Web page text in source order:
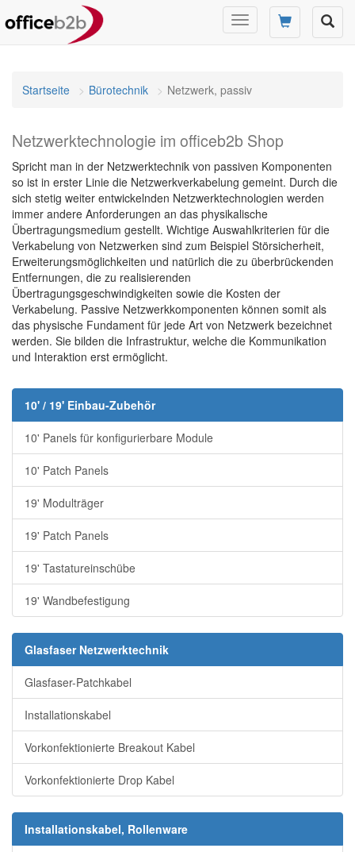
Navigation
umschalten
Startseite Bürotechnik Netzwerk, passiv
Netzwerktechnologie im officeb2b Shop
Spricht man in der Netzwerktechnik von passiven Komponenten
so ist in erster Linie die Netzwerkverkabelung gemeint. Durch die
sich stetig weiter entwickelnden Netzwerktechnologien werden
immer andere Anforderungen an das physikalische
Übertragungsmedium gestellt. Wichtige Auswahlkriterien für die
Verkabelung von Netzwerken sind zum Beispiel Störsicherheit,
Erweiterungsmöglichkeiten und natürlich die zu überbrückenden
Entfernungen, die zu realisierenden
Übertragungsgeschwindigkeiten sowie die Kosten der
Verkabelung. Passive Netzwerkkomponenten können somit als
das physische Fundament für jede Art von Netzwerk bezeichnet
werden. Sie bilden die Infrastruktur, welche die Kommunikation
und Interaktion erst ermöglicht.
10' / 19' Einbau-Zubehör
10' Panels für konfigurierbare Module
10' Patch Panels
19' Modulträger
19' Patch Panels
19' Tastatureinschübe
19' Wandbefestigung
Glasfaser Netzwerktechnik
Glasfaser-Patchkabel
Installationskabel
Vorkonfektionierte Breakout Kabel
Vorkonfektionierte Drop Kabel
Installationskabel, Rollenware